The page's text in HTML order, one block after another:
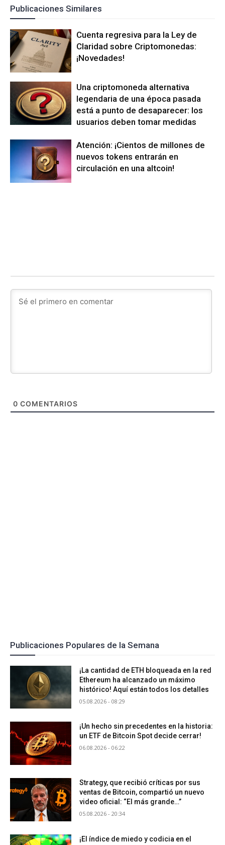
Publicaciones Similares
Cuenta regresiva para la Ley de
Claridad sobre Criptomonedas:
¡Novedades!
Una criptomoneda alternativa
legendaria de una época pasada
está a punto de desaparecer: los
usuarios deben tomar medidas
Atención: ¡Cientos de millones de
nuevos tokens entrarán en
circulación en una altcoin!
0 COMENTARIOS
Publicaciones Populares de la Semana
¡La cantidad de ETH bloqueada en la red
Ethereum ha alcanzado un máximo
histórico! Aquí están todos los detalles
05.08.2026 - 08:29
¡Un hecho sin precedentes en la historia:
un ETF de Bitcoin Spot decide cerrar!
06.08.2026 - 06:22
Strategy, que recibió críticas por sus
ventas de Bitcoin, compartió un nuevo
video oficial: “El más grande…”
05.08.2026 - 20:34
¡El índice de miedo y codicia en el